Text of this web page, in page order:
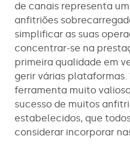
de canais representa
anfitriões
simplificar as suas
concentrar-se na
primeira qualidade em
gerir várias plataformas.
ferramenta muito
sucesso de muitos
estabelecidos, que
considerar incorporar